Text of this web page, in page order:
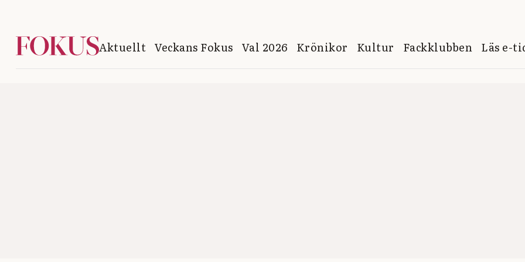
Aktuellt Veckans Fokus Val 2026 Krönikor Kultur Fackklubben Läs e-